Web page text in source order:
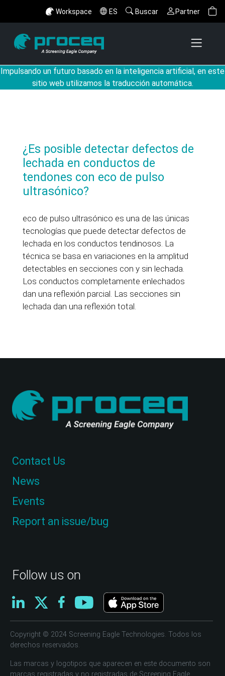
Workspace ES Buscar Partner
Impulsando un futuro basado en la inteligencia artificial, en este
sitio web utilizamos la traducción automática.
¿Es posible detectar defectos de
lechada en conductos de
tendones con eco de pulso
ultrasónico?
eco de pulso ultrasónico es una de las únicas
tecnologías que puede detectar defectos de
lechada en los conductos tendinosos. La
técnica se basa en variaciones en la amplitud
detectables en secciones con y sin lechada.
Los conductos completamente enlechados
dan una reflexión parcial. Las secciones sin
lechada dan una reflexión total.
Follow us on
Contact Us
News
Events
Report an issue/bug
Copyright © 2024 Screening Eagle Technologies. Todos los
derechos reservados.
Las marcas y logotipos que aparecen en este documento son
marcas registradas y no registradas de Screening Eagle